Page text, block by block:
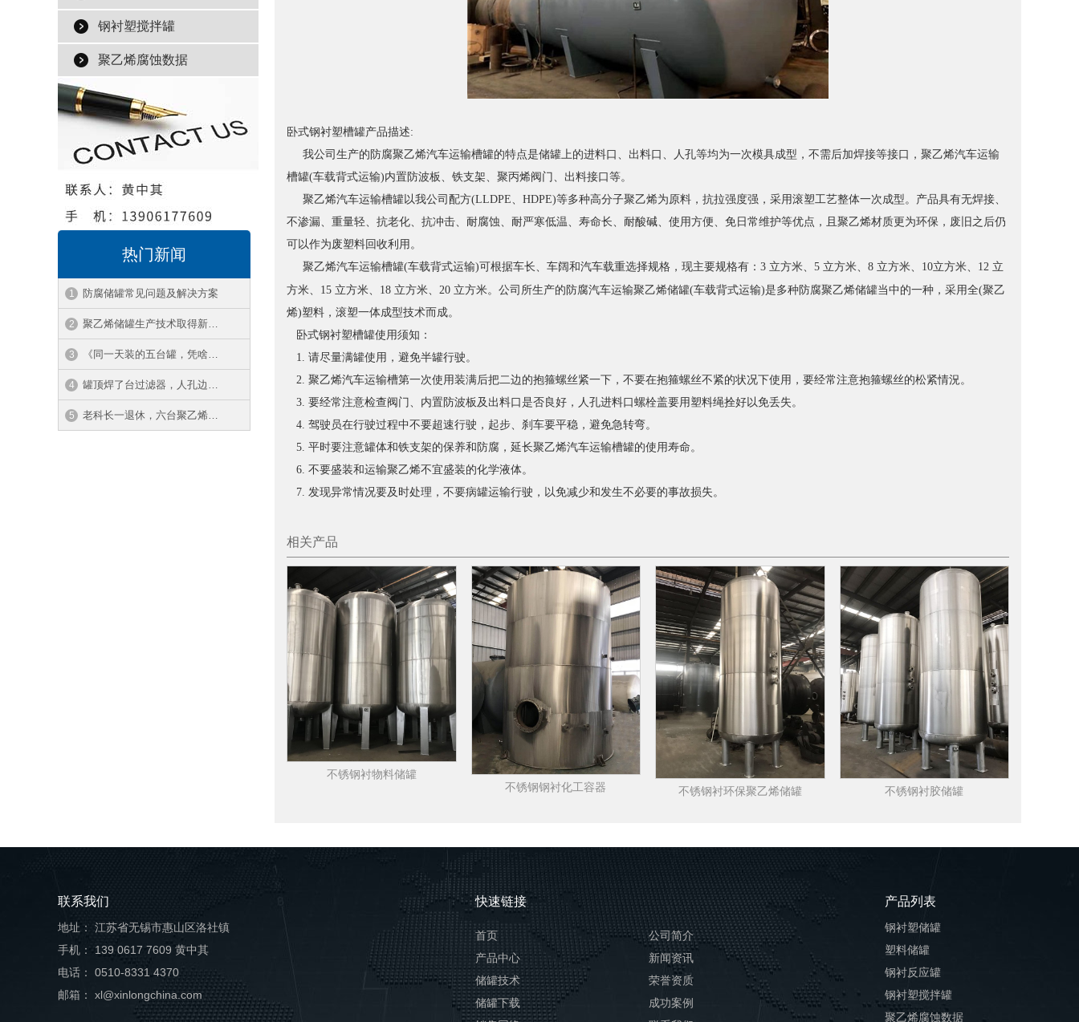
钢衬塑搅拌罐
聚乙烯腐蚀数据
热门新闻
防腐储罐常见问题及解决方案
聚乙烯储罐生产技术取得新突破
《同一天装的五台罐，凭啥就东头那台先···
罐顶焊了台过滤器，人孔边就锈出一道弧···
老科长一退休，六台聚乙烯储罐就变成了···
卧式钢衬塑槽罐产品描述:
我公司生产的防腐聚乙烯汽车运输槽罐的特点是储罐上的进料口、出料口、人孔等均为一次模具成型，不需后加焊接等接口，聚乙烯汽车运输
槽罐(车载背式运输)内置防波板、铁支架、聚丙烯阀门、出料接口等。
聚乙烯汽车运输槽罐以我公司配方(LLDPE、HDPE)等多种高分子聚乙烯为原料，抗拉强度强，采用滚塑工艺整体一次成型。产品具有无焊接、
不渗漏、重量轻、抗老化、抗冲击、耐腐蚀、耐严寒低温、寿命长、耐酸碱、使用方便、免日常维护等优点，且聚乙烯材质更为环保，废旧之后仍
可以作为废塑料回收利用。
聚乙烯汽车运输槽罐(车载背式运输)可根据车长、车阔和汽车载重选择规格，现主要规格有：3 立方米、5 立方米、8 立方米、10立方米、12 立
方米、15 立方米、18 立方米、20 立方米。公司所生产的防腐汽车运输聚乙烯储罐(车载背式运输)是多种防腐聚乙烯储罐当中的一种，采用全(聚乙
烯)塑料，滚塑一体成型技术而成。
卧式钢衬塑槽罐使用须知：
1. 请尽量满罐使用，避免半罐行驶。
2. 聚乙烯汽车运输槽第一次使用装满后把二边的抱箍螺丝紧一下，不要在抱箍螺丝不紧的状况下使用，要经常注意抱箍螺丝的松紧情況。
3. 要经常注意检查阀门、内置防波板及出料口是否良好，人孔进料口螺栓盖要用塑料绳拴好以免丢失。
4. 驾驶员在行驶过程中不要超速行驶，起步、刹车要平稳，避免急转弯。
5. 平时要注意罐体和铁支架的保养和防腐，延长聚乙烯汽车运输槽罐的使用寿命。
6. 不要盛装和运输聚乙烯不宜盛装的化学液体。
7. 发现异常情况要及时处理，不要病罐运输行驶，以免减少和发生不必要的事故损失。
相关产品
不锈钢衬物料储罐
不锈钢钢衬化工容器
不锈钢衬环保聚乙烯储罐 不锈钢衬胶储罐
联系我们
地址： 江苏省无锡市惠山区洛社镇
手机： 139 0617 7609 黄中其
电话： 0510-8331 4370
邮箱： xl@xinlongchina.com
快速链接
首页
公司简介
产品中心
新闻资讯
储罐技术
荣誉资质
储罐下载
成功案例
产品列表
钢衬塑储罐
塑料储罐
钢衬反应罐
钢衬塑搅拌罐
聚乙烯腐蚀数据